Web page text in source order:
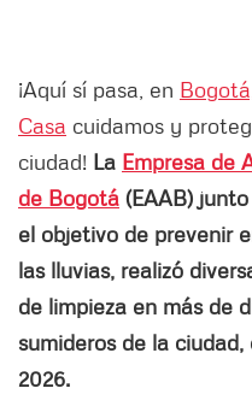
¡Aquí sí pasa, en
Casa cuidamos y
ciudad! La Empresa de
de Bogotá (EAAB)
el objetivo de prevenir
las lluvias, realizó
de limpieza en más de
sumideros de la
2026.